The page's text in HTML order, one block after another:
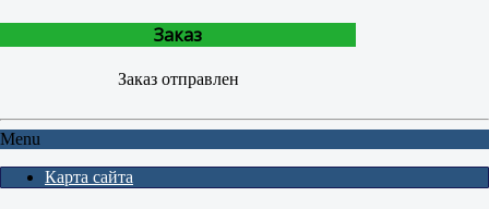
Заказ
Заказ отправлен
Menu
Карта сайта